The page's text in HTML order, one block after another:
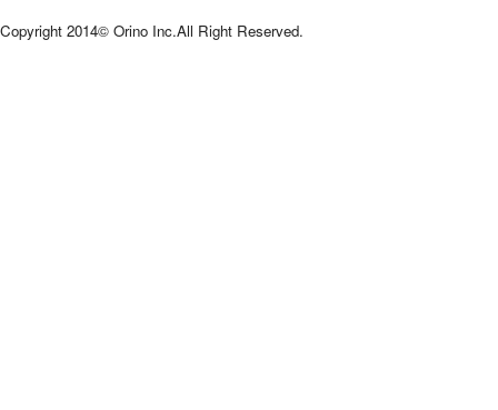
Copyright 2014© Orino Inc.All Right Reserved.